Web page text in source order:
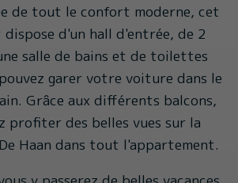
de tout le confort moderne, cet
d'un hall d'entrée, de 2
salle de bains et de toilettes
garer votre voiture dans le
Grâce aux différents balcons,
profiter des belles vues sur la
Haan dans tout l'appartement.